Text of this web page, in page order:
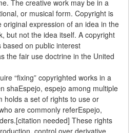
The creative work may be in a
or musical form. Copyright is
original expression of an idea in the
but not the idea itself. A copyright
based on public interest
the fair use doctrine in the United
“fixing” copyrighted works in a
shaEspejo, espejo among multiple
holds a set of rights to use or
are commonly referEspejo,
needed] These rights